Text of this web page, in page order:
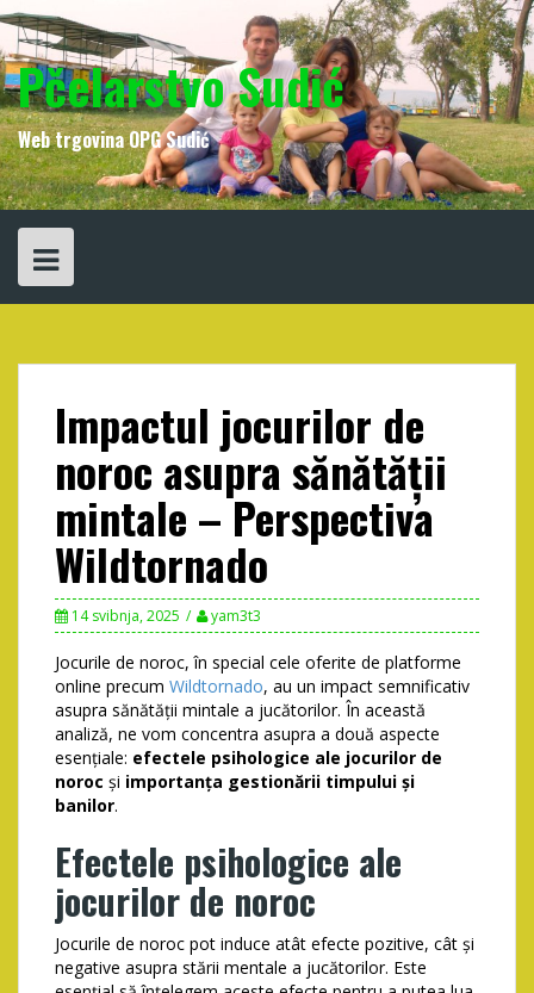
Skip
to
content
Pčelarstvo Sudić
Web trgovina OPG Sudić
Impactul jocurilor de
noroc asupra sănătății
mintale – Perspectiva
Wildtornado
14 svibnja, 2025 yam3t3
Jocurile de noroc, în special cele oferite de platforme
online precum Wildtornado, au un impact semnificativ
asupra sănătății mintale a jucătorilor. În această
analiză, ne vom concentra asupra a două aspecte
esențiale: efectele psihologice ale jocurilor de
noroc și importanța gestionării timpului și
banilor.
Efectele psihologice ale
jocurilor de noroc
Jocurile de noroc pot induce atât efecte pozitive, cât și
negative asupra stării mentale a jucătorilor. Este